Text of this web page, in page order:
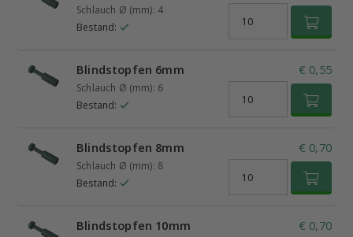
Schlauch Ø (mm): 4
Bestand:
Blindstopfen 6mm
Schlauch Ø (mm): 6
Bestand:
€ 0,55
Blindstopfen 8mm
Schlauch Ø (mm): 8
Bestand:
€ 0,70
Blindstopfen 10mm € 0,70